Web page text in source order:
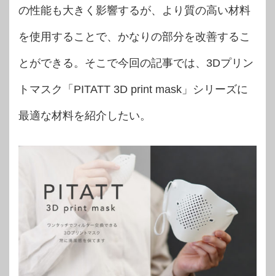
の性能も大きく影響するが、より質の高い材料
を使用することで、かなりの部分を改善するこ
とができる。そこで今回の記事では、3Dプリン
トマスク「PITATT 3D print mask」シリーズに
最適な材料を紹介したい。